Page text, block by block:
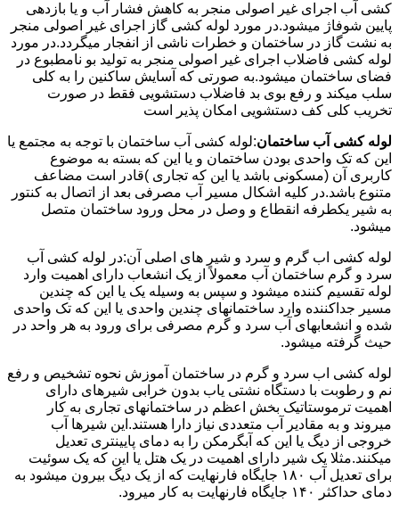
کشی آب اجرای غیر اصولی منجر به کاهش فشار آب و یا بازدهی
پایین شوفاژ میشود.در مورد لوله کشی گاز اجرای غیر اصولی منجر
به نشت گاز در ساختمان و خطرات ناشی از انفجار میگردد.در مورد
لوله کشی فاضلاب اجرای غیر اصولی منجر به تولید بو نامطبوع در
فضای ساختمان میشود.به صورتی که آسایش ساکنین را به کلی
سلب میکند و رفع بوی بد فاضلاب دستشویی فقط در صورت
تخریب کلی کف دستشویی امکان پذیر است
لوله کشی آب ساختمان:لوله کشی آب ساختمان با توجه به مجتمع یا
این که تک واحدی بودن ساختمان و یا این که بسته به موضوع
کاربری آن (مسکونی باشد یا این که تجاری )قادر است مضاعف
متنوع باشد.در کلیه اشکال مسیر آب مصرفی بعد از اتصال به کنتور
به شیر یکطرفه انقطاع و وصل در محل ورود ساختمان متصل
میشود.
لوله کشی اب گرم و سرد و شیر های اصلی آن:در لوله کشی آب
سرد و گرم ساختمان آب معمولاً از یک انشعاب دارای اهمیت وارد
لوله تقسیم کننده میشود و سپس به وسیله یک یا این که چندین
مسیر جداکننده وارد ساختمانهای چندین واحدی یا این که تک واحدی
شده و انشعابهای آب سرد و گرم مصرفی برای ورود به هر واحد در
حیث گرفته میشود.
لوله کشی اب سرد و گرم در ساختمان آموزش نحوه تشخیص و رفع
نم و رطوبت با دستگاه نشتی یاب بدون خرابی شیرهای دارای
اهمیت ترموستاتیک بخش اعظم در ساختمانهای تجاری به کار
میروند و به مقادیر آب متعددی نیاز دارا هستند.این شیرها آب
خروجی از دیگ یا این که آبگرمکن را به دمای پایینتری تعدیل
میکنند.مثلا یک شیر دارای اهمیت در یک هتل یا این که یک سوئیت
برای تعدیل آب ۱۸۰ جایگاه فارنهایت که از یک دیگ بیرون میشود به
دمای حداکثر ۱۴۰ جایگاه فارنهایت به کار میرود.